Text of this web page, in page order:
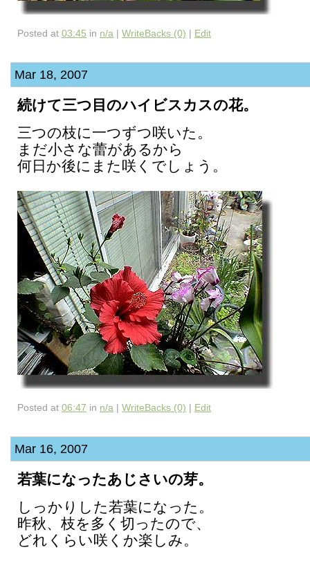
Posted at 03:45 in n/a | WriteBacks (0) | Edit
Mar 18, 2007
続けて三つ目のハイビスカスの花。
三つの枝に一つずつ咲いた。
まだ小さな蕾があるから
何日か後にまた咲くでしょう。
Posted at 06:47 in n/a | WriteBacks (0) | Edit
Mar 16, 2007
若葉になったあじさいの芽。
しっかりした若葉になった。
昨秋、枝を多く切ったので、
どれくらい咲くか楽しみ。